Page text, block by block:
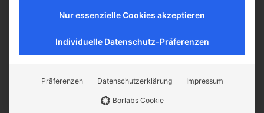
Kaffee Royal Armenia Ultra 100g.
Nur essenzielle Cookies akzeptieren
Individuelle Datenschutz-Präferenzen
Präferenzen Datenschutzerklärung Impressum
Borlabs Cookie